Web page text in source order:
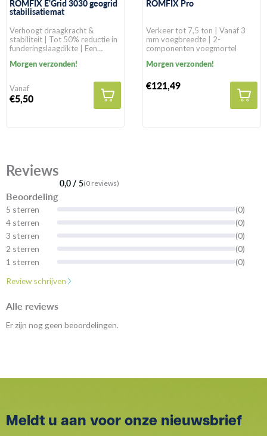
ROMFIX E'Grid 3030 geogrid
stabilisatiemat
Verhoogt draagkracht &
stabiliteit | Tot 50% reductie in
funderingslaagdikte | Een
natuurlijke gronden
Morgen verzonden!
Vanaf
€5,50
ROMFIX Pro
Verkeer tot 7,5 ton | Vanaf 3
mm voegbreedte | 2-
componenten voegmortel
Morgen verzonden!
€121,49
Reviews
0,0 / 5(0 reviews)
Beoordeling
5 sterren
(0)
4 sterren
(0)
3 sterren
(0)
2 sterren
(0)
1 sterren
(0)
Review schrijven
Alle reviews
Er zijn nog geen beoordelingen.
Meldt u aan voor onze nieuwsbrief